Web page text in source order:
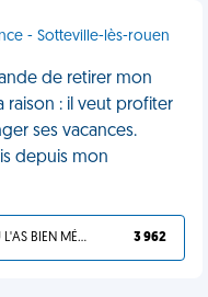
- Sotteville-lès-rouen
de retirer mon
raison : il veut profiter
ses vacances.
depuis mon
TU L'AS BIEN MÉRITÉ 3 962